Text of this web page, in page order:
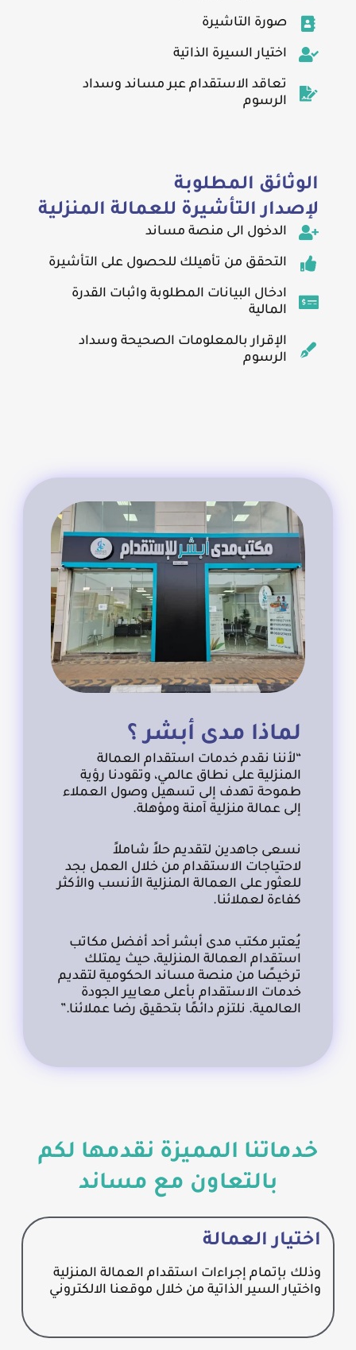
صورة التاشيرة
اختيار السيرة الذاتية
تعاقد الاستقدام عبر مساند وسداد
الرسوم
الوثائق المطلوبة
لإصدار التأشيرة للعمالة المنزلية
الدخول الى منصة مساند
التحقق من تأهيلك للحصول على التأشيرة
ادخال البيانات المطلوبة واثبات القدرة
المالية
الإقرار بالمعلومات الصحيحة وسداد
الرسوم
لماذا مدى أبشر ؟
“لأننا نقدم خدمات استقدام العمالة
المنزلية على نطاق عالمي، وتقودنا رؤية
طموحة تهدف إلى تسهيل وصول العملاء
إلى عمالة منزلية آمنة ومؤهلة.
نسعى جاهدين لتقديم حلاً شاملاً
لاحتياجات الاستقدام من خلال العمل بجد
للعثور على العمالة المنزلية الأنسب والأكثر
كفاءة لعملائنا.
يُعتبر مكتب مدى أبشر أحد أفضل مكاتب
استقدام العمالة المنزلية، حيث يمتلك
ترخيصًا من منصة مساند الحكومية لتقديم
خدمات الاستقدام بأعلى معايير الجودة
العالمية. نلتزم دائمًا بتحقيق رضا عملائنا.”
خدماتنا المميزة نقدمها لكم
بالتعاون مع مساند
اختيار العمالة
وذلك بإتمام إجراءات استقدام العمالة المنزلية
واختيار السير الذاتية من خلال موقعنا الالكتروني